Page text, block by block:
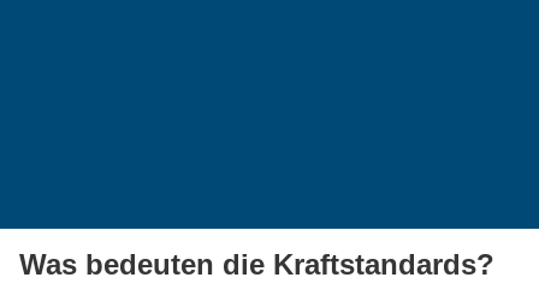
Was bedeuten die Kraftstandards?